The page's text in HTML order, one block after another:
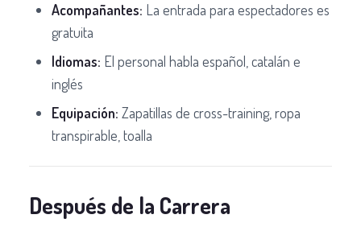
Acompañantes: La entrada para espectadores es
gratuita
Idiomas: El personal habla español, catalán e
inglés
Equipación: Zapatillas de cross-training, ropa
transpirable, toalla
Después de la Carrera